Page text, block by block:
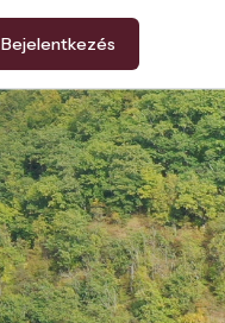
Bejelentkezés